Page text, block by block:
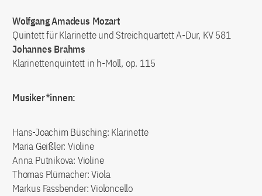
Wolfgang Amadeus Mozart
Quintett für Klarinette und Streichquartett A-Dur, KV 581
Johannes Brahms
Klarinettenquintett in h-Moll, op. 115
Musiker*innen:
Hans-Joachim Büsching: Klarinette
Maria Geißler: Violine
Anna Putnikova: Violine
Thomas Plümacher: Viola
Markus Fassbender: Violoncello